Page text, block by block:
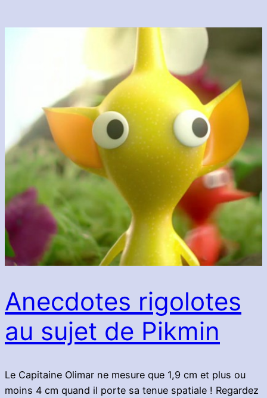
Anecdotes rigolotes
au sujet de Pikmin
Le Capitaine Olimar ne mesure que 1,9 cm et plus ou
moins 4 cm quand il porte sa tenue spatiale ! Regardez